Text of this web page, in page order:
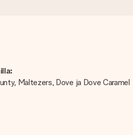
Maltezers, Dove ja Dove Caramel